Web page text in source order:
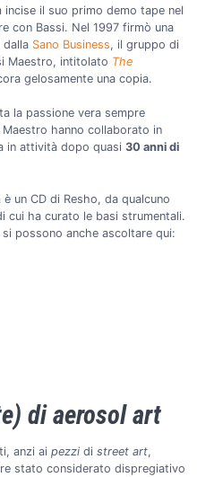
il suo primo demo tape nel
con Bassi. Nel 1997 firmò una
dalla Sano Business, il gruppo di
Maestro, intitolato The
gelosamente una copia.
la passione vera sempre
hanno collaborato in
in attività dopo quasi 30 anni di
un CD di Resho, da qualcuno
cui ha curato le basi strumentali.
possono anche ascoltare qui:
di aerosol art
anzi ai pezzi di street art,
stato considerato dispregiativo